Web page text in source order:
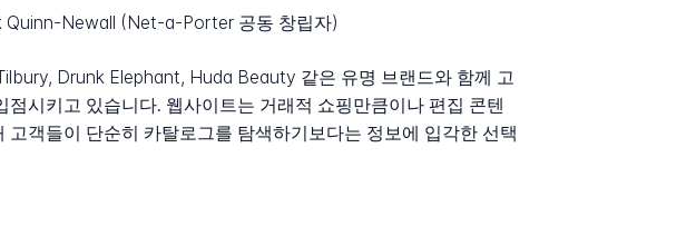
Newall (Net-a-Porter 공동 창립자)
Drunk Elephant, Huda Beauty 같은 유명 브랜드와 함께 고
시키고 있습니다. 웹사이트는 거래적 쇼핑만큼이나 편집 콘텐
객들이 단순히 카탈로그를 탐색하기보다는 정보에 입각한 선택